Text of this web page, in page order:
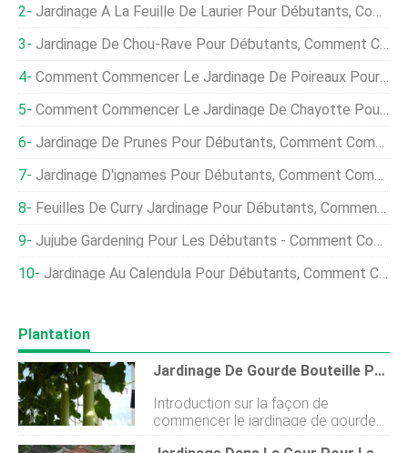
Jardinage À La Feuille De Laurier Pour Débutants, Comment Commencer
Jardinage De Chou-Rave Pour Débutants, Comment Commencer
Comment Commencer Le Jardinage De Poireaux Pour Les Débutants
Comment Commencer Le Jardinage De Chayotte Pour Les Débutants
Jardinage De Prunes Pour Débutants, Comment Commencer
Jardinage D'ignames Pour Débutants, Comment Commencer
Feuilles De Curry Jardinage Pour Débutants, Comment Commencer
Jujube Gardening Pour Les Débutants - Comment Commencer
Jardinage Au Calendula Pour Débutants, Comment Commencer
Plantation
Jardinage De Gourde Bouteille Pour Débutants, Comment Commencer
Introduction sur la façon de
commencer le jardinage de gourde
en bouteille pour les débutants, FAQ :